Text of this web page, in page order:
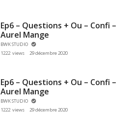
Ep6 – Questions + Ou – Confi –
Aurel Mange
BWK STUDIO
1222 views
29 décembre 2020
Ep6 – Questions + Ou – Confi –
Aurel Mange
BWK STUDIO
1222 views
29 décembre 2020